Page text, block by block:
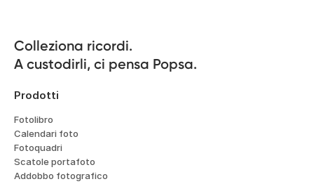
Colleziona ricordi.
A custodirli, ci pensa Popsa.
Prodotti
Fotolibro
Calendari foto
Fotoquadri
Scatole portafoto
Addobbo fotografico